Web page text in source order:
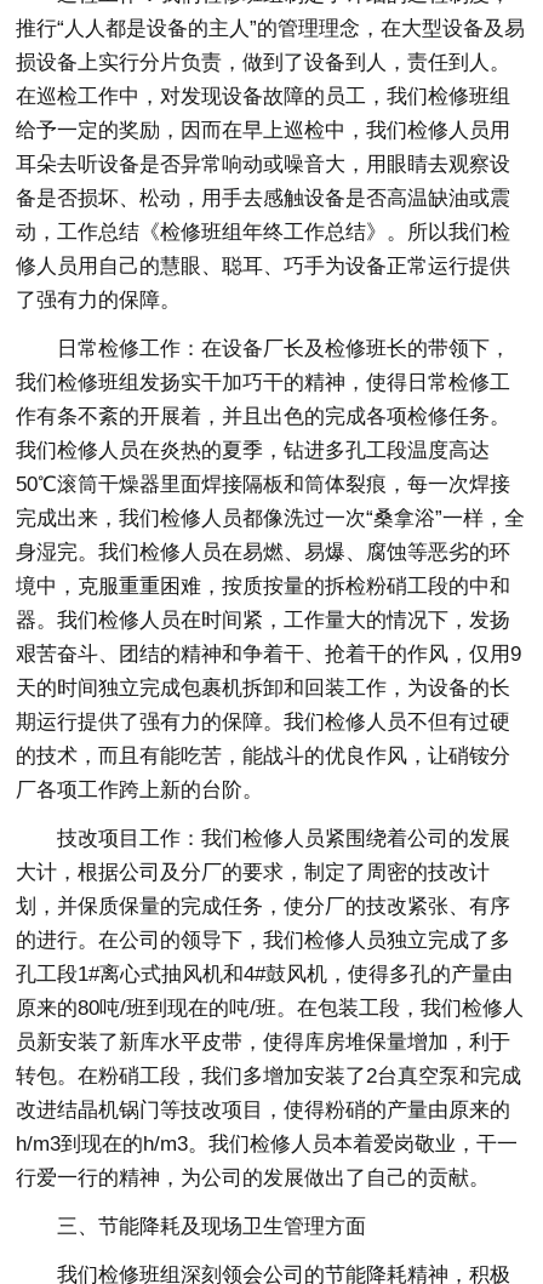
推行“人人都是设备的主人”的管理理念，在大型设备及易
损设备上实行分片负责，做到了设备到人，责任到人。
在巡检工作中，对发现设备故障的员工，我们检修班组
给予一定的奖励，因而在早上巡检中，我们检修人员用
耳朵去听设备是否异常响动或噪音大，用眼睛去观察设
备是否损坏、松动，用手去感触设备是否高温缺油或震
动，工作总结《检修班组年终工作总结》。所以我们检
修人员用自己的慧眼、聪耳、巧手为设备正常运行提供
了强有力的保障。
日常检修工作：在设备厂长及检修班长的带领下，
我们检修班组发扬实干加巧干的精神，使得日常检修工
作有条不紊的开展着，并且出色的完成各项检修任务。
我们检修人员在炎热的夏季，钻进多孔工段温度高达
50℃滚筒干燥器里面焊接隔板和筒体裂痕，每一次焊接
完成出来，我们检修人员都像洗过一次“桑拿浴”一样，全
身湿完。我们检修人员在易燃、易爆、腐蚀等恶劣的环
境中，克服重重困难，按质按量的拆检粉硝工段的中和
器。我们检修人员在时间紧，工作量大的情况下，发扬
艰苦奋斗、团结的精神和争着干、抢着干的作风，仅用9
天的时间独立完成包裹机拆卸和回装工作，为设备的长
期运行提供了强有力的保障。我们检修人员不但有过硬
的技术，而且有能吃苦，能战斗的优良作风，让硝铵分
厂各项工作跨上新的台阶。
技改项目工作：我们检修人员紧围绕着公司的发展
大计，根据公司及分厂的要求，制定了周密的技改计
划，并保质保量的完成任务，使分厂的技改紧张、有序
的进行。在公司的领导下，我们检修人员独立完成了多
孔工段1#离心式抽风机和4#鼓风机，使得多孔的产量由
原来的80吨/班到现在的吨/班。在包装工段，我们检修人
员新安装了新库水平皮带，使得库房堆保量增加，利于
转包。在粉硝工段，我们多增加安装了2台真空泵和完成
改进结晶机锅门等技改项目，使得粉硝的产量由原来的
h/m3到现在的h/m3。我们检修人员本着爱岗敬业，干一
行爱一行的精神，为公司的发展做出了自己的贡献。
三、节能降耗及现场卫生管理方面
我们检修班组深刻领会公司的节能降耗精神，积极